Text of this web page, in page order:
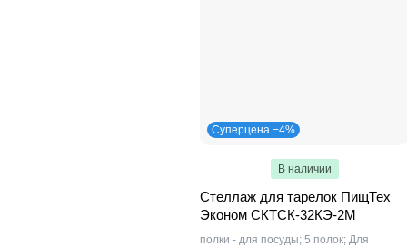
Суперцена −4%
В наличии
Стеллаж для тарелок ПищТех
Эконом СКТСК-32КЭ-2М
полки - для посуды; 5 полок; Для